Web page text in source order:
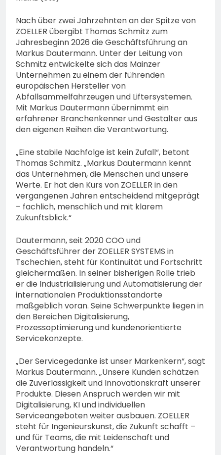
angedotzt: Hinweise
erbeten und Wer hat den
Fahrraddieb gesehen?
Nach über zwei Jahrzehnten an der Spitze von
ZOELLER übergibt Thomas Schmitz zum
Jahresbeginn 2026 die Geschäftsführung an
Markus Dautermann. Unter der Leitung von
Schmitz entwickelte sich das Mainzer
Unternehmen zu einem der führenden
europäischen Hersteller von
Abfallsammelfahrzeugen und Liftersystemen.
Mit Markus Dautermann übernimmt ein
erfahrener Branchenkenner und Gestalter aus
den eigenen Reihen die Verantwortung.
„Eine stabile Nachfolge ist kein Zufall“, betont
Thomas Schmitz. „Markus Dautermann kennt
das Unternehmen, die Menschen und unsere
Werte. Er hat den Kurs von ZOELLER in den
vergangenen Jahren entscheidend mitgeprägt
– fachlich, menschlich und mit klarem
Zukunftsblick.“
Dautermann, seit 2020 COO und
Geschäftsführer der ZOELLER SYSTEMS in
Tschechien, steht für Kontinuität und Fortschritt
gleichermaßen. In seiner bisherigen Rolle trieb
er die Industrialisierung und Automatisierung der
internationalen Produktionsstandorte
maßgeblich voran. Seine Schwerpunkte liegen in
den Bereichen Digitalisierung,
Prozessoptimierung und kundenorientierte
Servicekonzepte.
„Der Servicegedanke ist unser Markenkern“, sagt
Markus Dautermann. „Unsere Kunden schätzen
die Zuverlässigkeit und Innovationskraft unserer
Produkte. Diesen Anspruch werden wir mit
Digitalisierung, KI und individuellen
Serviceangeboten weiter ausbauen. ZOELLER
steht für Ingenieurskunst, die Zukunft schafft –
und für Teams, die mit Leidenschaft und
Verantwortung handeln.“